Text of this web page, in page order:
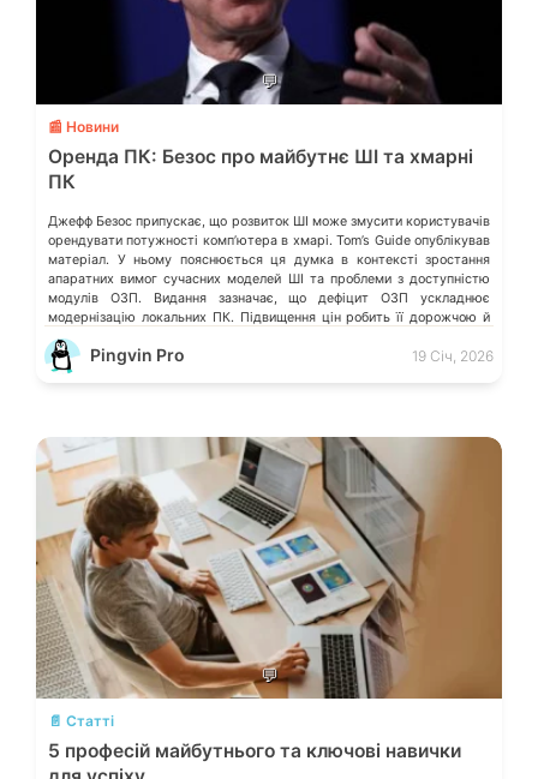
💬
📰 Новини
Оренда ПК: Безос про майбутнє ШІ та хмарні
ПК
Джефф Безос припускає, що розвиток ШІ може змусити користувачів
орендувати потужності компʼютера в хмарі. Tom’s Guide опублікував
матеріал. У ньому пояснюється ця думка в контексті зростання
апаратних вимог сучасних моделей ШІ та проблеми з доступністю
модулів ОЗП. Видання зазначає, що дефіцит ОЗП ускладнює
модернізацію локальних ПК. Підвищення цін робить її дорожчою й
менш доступною для […]
Pingvin Pro 19 Січ, 2026
💬
📄 Статті
5 професій майбутнього та ключові навички